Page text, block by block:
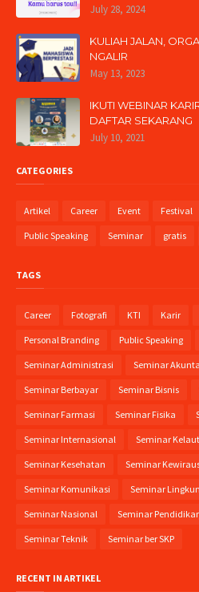
July 28, 2024
KULIAH JALAN,
NGALIR
May 13, 2023
IKUTI WEBINAR
DAFTAR SEKARANG
July 10, 2021
CATEGORIES
Artikel Career Event Festival
Public Speaking Seminar gratis
TAGS
Career Fotografi KTI Karir
Personal Branding Public Speaking
Seminar Administrasi Seminar
Seminar Berbayar Seminar Bisnis
Seminar Farmasi Seminar Fisika
Seminar Internasional Seminar
Seminar Kesehatan Seminar
Seminar Komunikasi Seminar
Seminar Nasional Seminar
Seminar Teknik Seminar ber SKP
RECENT IN ARTIKEL